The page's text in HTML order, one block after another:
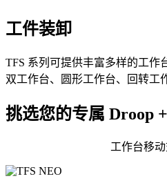
工件装卸
TFS 系列可提供丰富多样的工作
双工作台、圆形工作台、回转工
挑选您的专属 Droop
工作台移